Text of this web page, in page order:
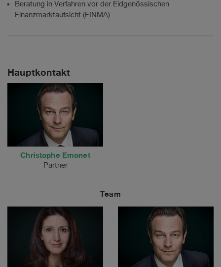
Beratung in Verfahren vor der Eidgenössischen
Finanzmarktaufsicht (FINMA)
Hauptkontakt
Christophe Emonet
Partner
Team